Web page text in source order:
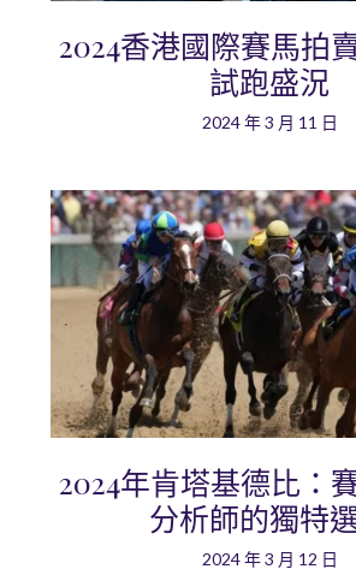
2024香港國際賽馬拍
試跑盛況
2024 年 3 月 11 日
2024年肯塔基德比：
分析師的獨特
2024 年 3 月 12 日